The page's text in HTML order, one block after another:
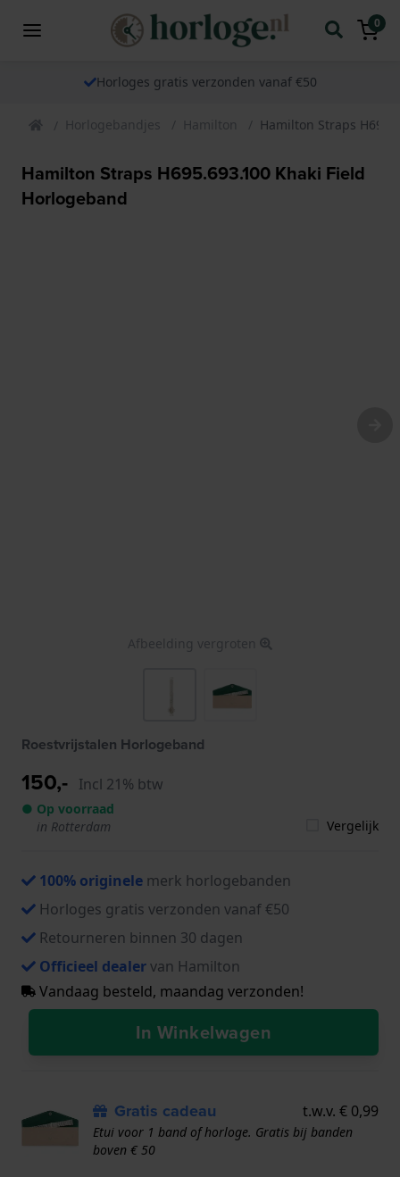
0
Horloges gratis verzonden vanaf €50
Horlogebandjes Hamilton Hamilton Straps
Hamilton Straps H695.693.100 Khaki Field
Horlogeband
Afbeelding vergroten
Roestvrijstalen Horlogeband
150,- Incl 21% btw
● Op voorraad
in Rotterdam
Vergelijk
100% originele merk horlogebanden
Horloges gratis verzonden vanaf €50
Retourneren binnen 30 dagen
Officieel dealervan Hamilton
Vandaag besteld, maandag verzonden!
In Winkelwagen
Gratis cadeau t.w.v. € 0,99
Etui voor 1 band of horloge. Gratis bij banden
boven € 50